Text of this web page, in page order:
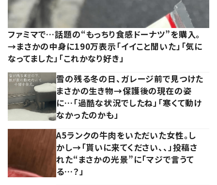
ファミマで…話題の“もっちり食感ドーナツ”を購入。
→まさかの中身に190万表示「イイこと聞いた」「気に
なってました」「これかなり好き」
雪の残る冬の日、ガレージ前で見つけた
まさかの生き物→保護後の現在の姿
に…「過酷な状況でしたね」「寒くて動け
なかったのかも」
A5ランクの牛肉をいただいた女性。し
かし→「貰いに来てください、、」投稿さ
れた“まさかの光景”に「マジで言うて
る…？」